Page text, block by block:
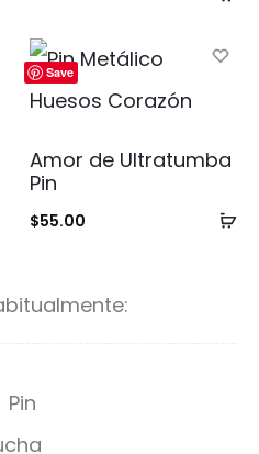
carrito
Save
Amor de Ultratumba
Pin
$55.00
P
i